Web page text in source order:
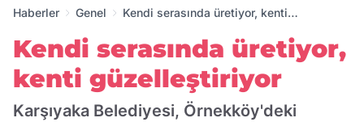
Haberler Genel
Kendi serasında üretiyor, kenti
Kendi serasında üretiyor,
kenti güzelleştiriyor
Karşıyaka Belediyesi, Örnekköy'deki